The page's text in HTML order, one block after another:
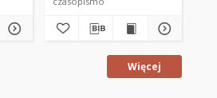
Więcej